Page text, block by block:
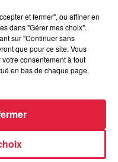
faire et ses valeurs
et convivial.
qui changent la vie
et fermer", ou affiner en
dans "Gérer mes choix".
sur "Continuer sans
que pour ce site. Vous
consentement à tout
en bas de chaque page.